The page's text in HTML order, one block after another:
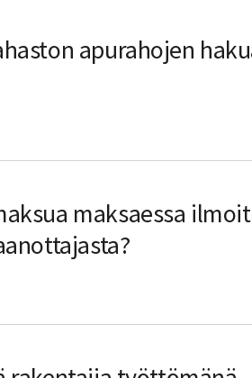
apurahojen
maksaessa